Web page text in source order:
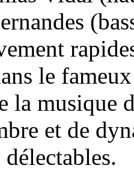
le
la musique
et de